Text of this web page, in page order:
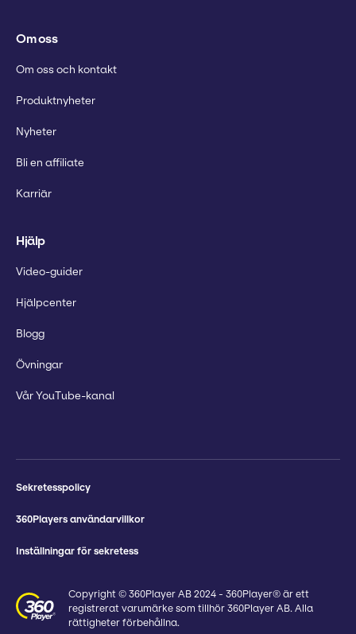
Om oss
Om oss och kontakt
Produktnyheter
Nyheter
Bli en affiliate
Karriär
Hjälp
Video-guider
Hjälpcenter
Blogg
Övningar
Vår YouTube-kanal
Sekretesspolicy
360Players användarvillkor
Inställningar för sekretess
Copyright © 360Player AB 2024 - 360Player® är ett
registrerat varumärke som tillhör 360Player AB. Alla
rättigheter förbehållna.